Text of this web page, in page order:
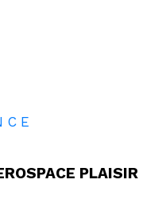
PLAISIR